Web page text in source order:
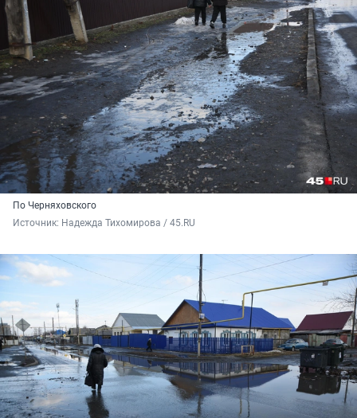
По Черняховского
Источник: Надежда Тихомирова / 45.RU